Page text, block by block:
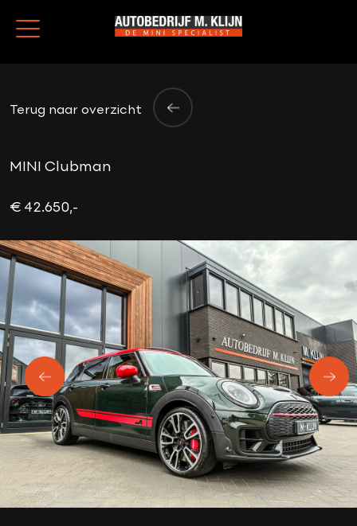
Terug naar overzicht
MINI Clubman
€ 42.650,-